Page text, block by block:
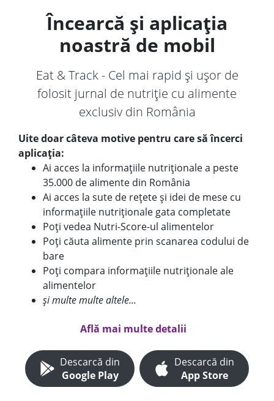
Încearcă și aplicația
noastră de mobil
Eat & Track - Cel mai rapid și ușor de
folosit jurnal de nutriție cu alimente
exclusiv din România
Uite doar câteva motive pentru care să încerci
aplicația:
Ai acces la informațiile nutriționale a peste
35.000 de alimente din România
Ai acces la sute de rețete și idei de mese cu
informațiile nutriționale gata completate
Poți vedea Nutri-Score-ul alimentelor
Poți căuta alimente prin scanarea codului de
bare
Poți compara informațiile nutriționale ale
alimentelor
și multe multe altele...
Află mai multe detalii
Descarcă din
Google Play
Descarcă din
App Store